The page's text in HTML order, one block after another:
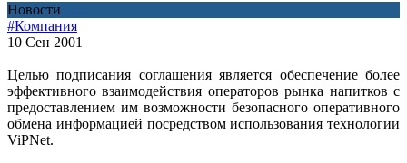
Новости
#Компания
10 Сен 2001
Целью подписания соглашения является обеспечение более
эффективного взаимодействия операторов рынка напитков с
предоставлением им возможности безопасного оперативного
обмена информацией посредством использования технологии
ViPNet.